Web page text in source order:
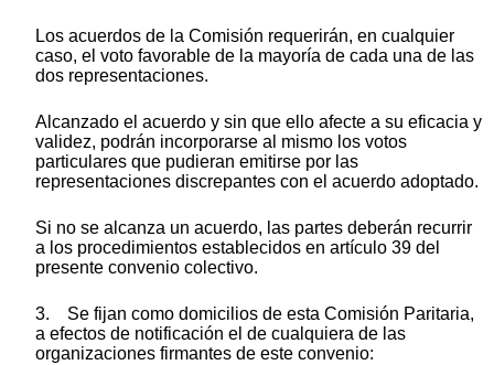
Los acuerdos de la Comisión requerirán, en cualquier
caso, el voto favorable de la mayoría de cada una de las
dos representaciones.
Alcanzado el acuerdo y sin que ello afecte a su eficacia y
validez, podrán incorporarse al mismo los votos
particulares que pudieran emitirse por las
representaciones discrepantes con el acuerdo adoptado.
Si no se alcanza un acuerdo, las partes deberán recurrir
a los procedimientos establecidos en artículo 39 del
presente convenio colectivo.
3. Se fijan como domicilios de esta Comisión Paritaria,
a efectos de notificación el de cualquiera de las
organizaciones firmantes de este convenio: